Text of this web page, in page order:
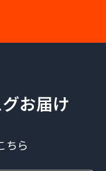
お届け
ちら